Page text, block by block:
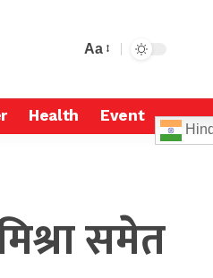
Aa
Health Event
समेत